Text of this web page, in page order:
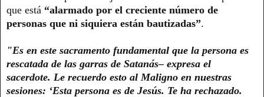
que está “alarmado por el creciente número de
personas que ni siquiera están bautizadas”.
"Es en este sacramento fundamental que la persona es
rescatada de las garras de Satanás– expresa el
sacerdote. Le recuerdo esto al Maligno en nuestras
sesiones: ‘Esta persona es de Jesús. Te ha rechazado.